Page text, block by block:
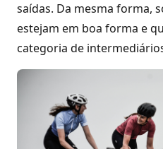
saídas. Da mesma forma,
estejam em boa forma e
categoria de